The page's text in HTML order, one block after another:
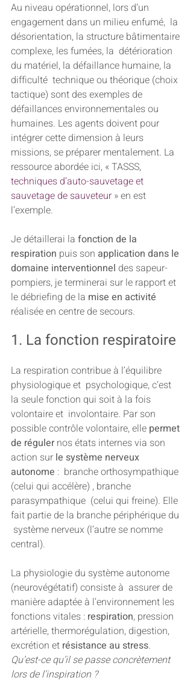
Au niveau opérationnel, lors d’un
engagement dans un milieu enfumé,  la
désorientation, la structure bâtimentaire
complexe, les fumées, la  détérioration
du matériel, la défaillance humaine, la
difficulté  technique ou théorique (choix
tactique) sont des exemples de
défaillances environnementales ou
humaines. Les agents doivent pour
intégrer cette dimension à leurs
missions, se préparer mentalement. La
ressource abordée ici, « TASSS,
techniques d’auto-sauvetage et
sauvetage de sauveteur » en est
l’exemple.
Je détaillerai la fonction de la
respiration puis son application dans le
domaine interventionnel des sapeur-
pompiers, je terminerai sur le rapport et
le débriefing de la mise en activité
réalisée en centre de secours.
1. La fonction respiratoire
La respiration contribue à l’équilibre
physiologique et  psychologique, c’est
la seule fonction qui soit à la fois
volontaire et  involontaire. Par son
possible contrôle volontaire, elle permet
de réguler nos états internes via son
action sur le système nerveux
autonome :  branche orthosympathique
(celui qui accélère) , branche
parasympathique  (celui qui freine). Elle
fait partie de la branche périphérique du
système nerveux (l’autre se nomme
central).
La physiologie du système autonome
(neurovégétatif) consiste à  assurer de
manière adaptée à l’environnement les
fonctions vitales : respiration, pression
artérielle, thermorégulation, digestion,
excrétion et résistance au stress.
Qu’est-ce qu’il se passe concrètement
lors de l’inspiration ?